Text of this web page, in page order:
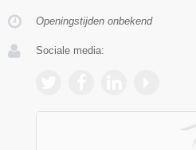
Openingstijden onbekend
Sociale media: